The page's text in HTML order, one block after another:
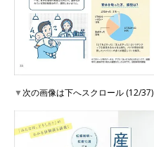
▼次の画像は下へスクロール (12/37)